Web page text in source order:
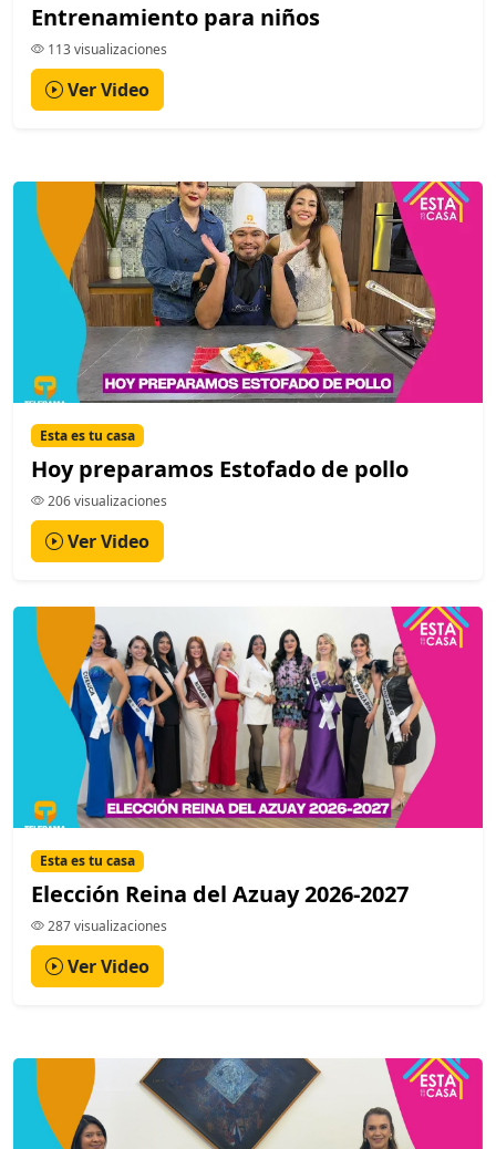
Entrenamiento para niños
113 visualizaciones
Ver Video
Esta es tu casa
Hoy preparamos Estofado de pollo
206 visualizaciones
Ver Video
Esta es tu casa
Elección Reina del Azuay 2026-2027
287 visualizaciones
Ver Video